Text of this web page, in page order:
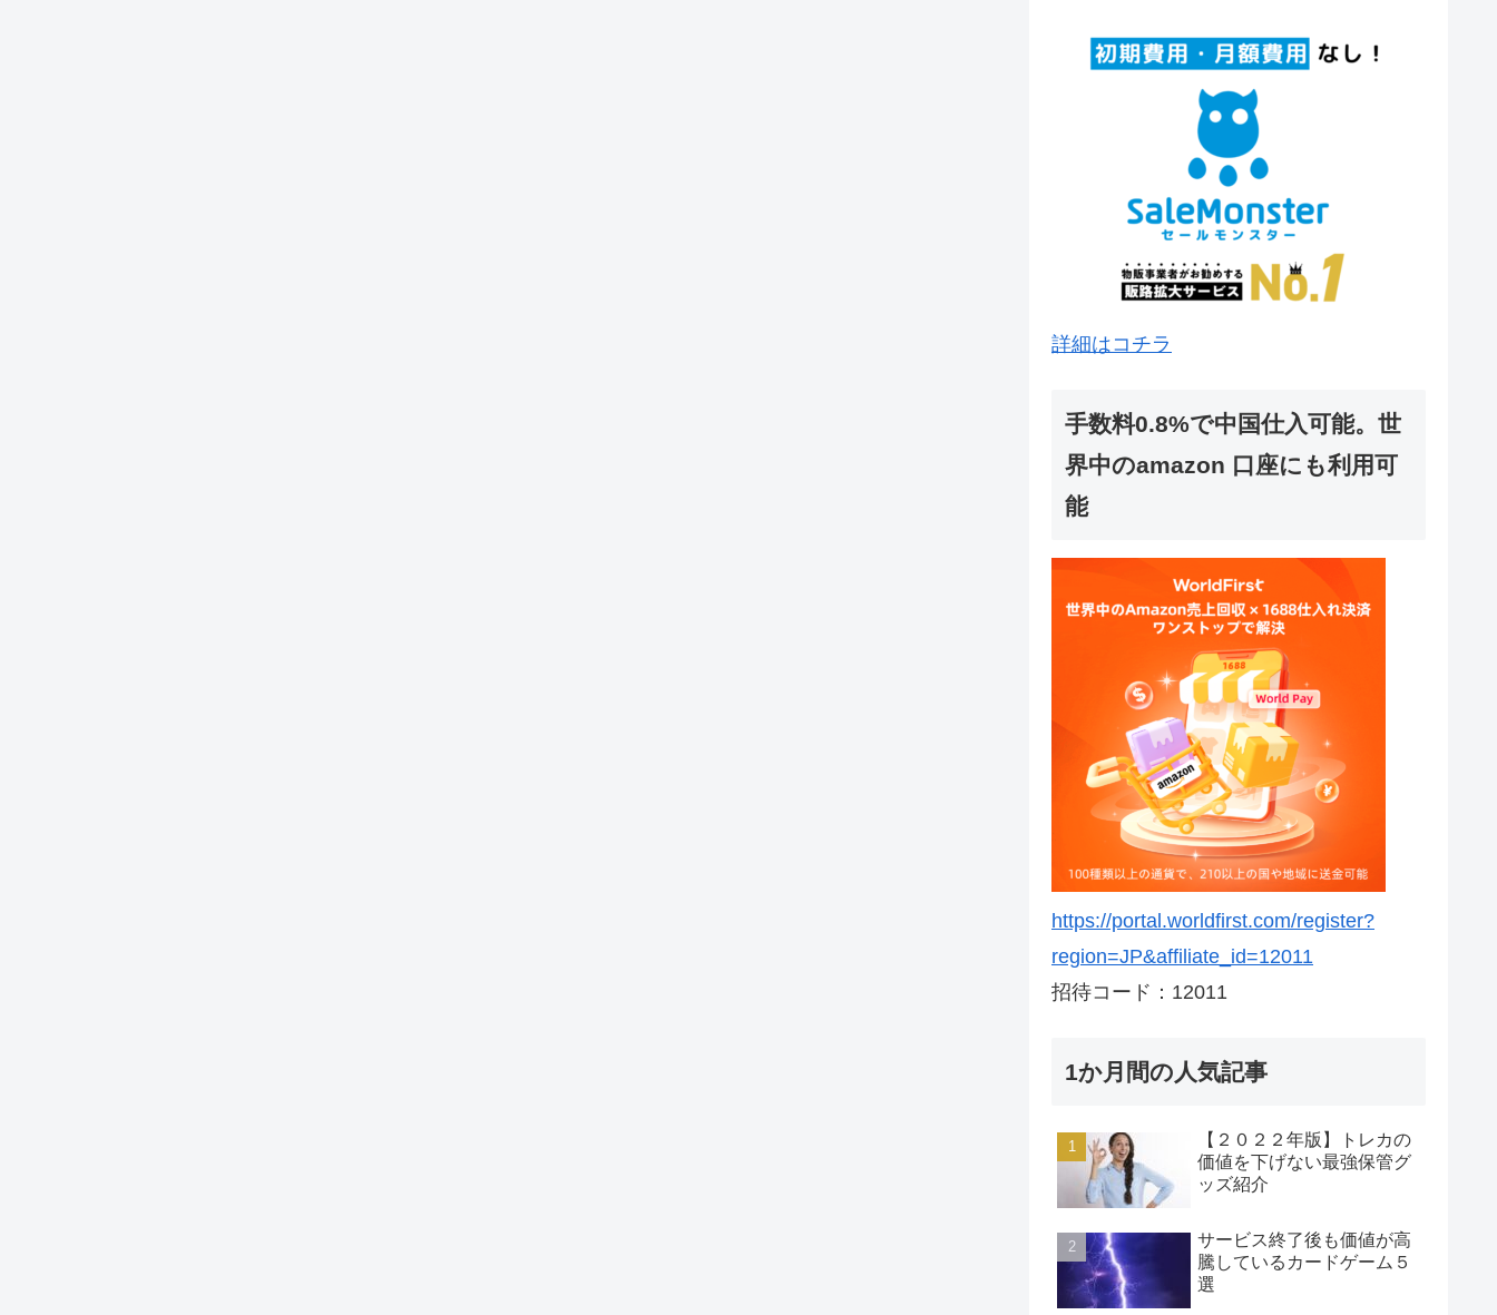
詳細はコチラ
手数料0.8%で中国仕入可能。世
界中のamazon 口座にも利用可
能
https://portal.worldfirst.com/register?
region=JP&affiliate_id=12011
招待コード：12011
1か月間の人気記事
【２０２２年版】トレカの
価値を下げない最強保管グ
ッズ紹介
サービス終了後も価値が高
騰しているカードゲーム５
選